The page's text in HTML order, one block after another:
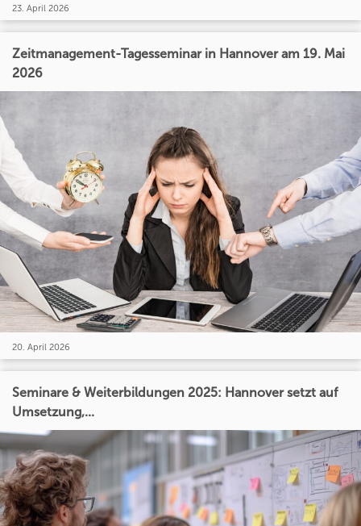
23. April 2026
Zeitmanagement-Tagesseminar in Hannover am 19. Mai
2026
20. April 2026
Seminare & Weiterbildungen 2025: Hannover setzt auf
Umsetzung,...